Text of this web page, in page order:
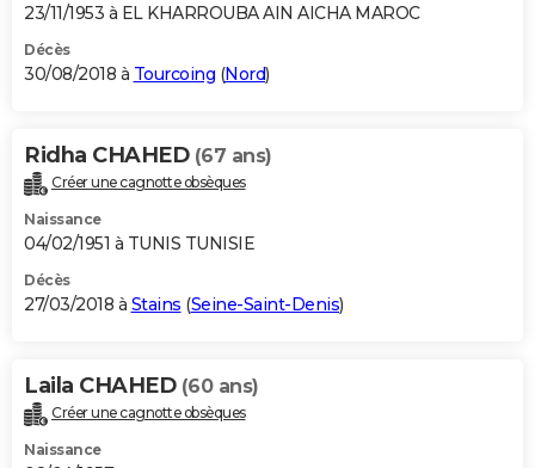
23/11/1953 à EL KHARROUBA AIN AICHA MAROC
Décès
30/08/2018 à Tourcoing (Nord)
Ridha CHAHED (67 ans)
Créer une cagnotte obsèques
Naissance
04/02/1951 à TUNIS TUNISIE
Décès
27/03/2018 à Stains (Seine-Saint-Denis)
Laila CHAHED (60 ans)
Créer une cagnotte obsèques
Naissance